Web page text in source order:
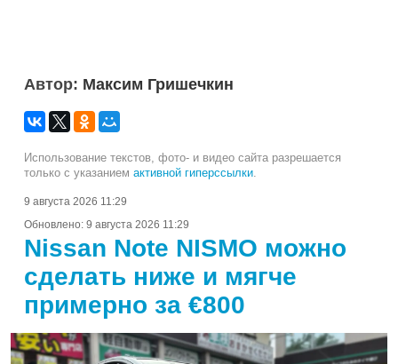
Автор: Максим Гришечкин
Использование текстов, фото- и видео сайта разрешается
только с указанием активной гиперссылки.
9 августа 2026 11:29
Обновлено: 9 августа 2026 11:29
Nissan Note NISMO можно
сделать ниже и мягче
примерно за €800